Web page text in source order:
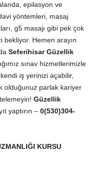
epilasyon ve
yöntemleri, masaj
g5 masajı gibi pek çok
bekliyor. Hemen arayın
Seferihisar Güzellik
sınav hizmetlerimizle
iş yerinizi açabilir,
olduğunuz parlak kariyer
Güzellik
yaptırın – 0(530)304-
KURSU